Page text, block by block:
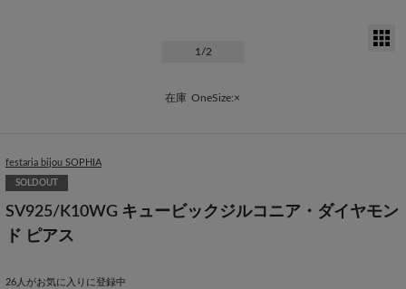
1 /2
在庫 OneSize:×
festaria bijou SOPHIA
SOLDOUT
SV925/K10WG キュービックジルコニア・ダイヤモン
ド ピアス
26 人がお気に入りに登録中